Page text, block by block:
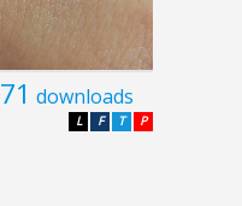
71 downloads
P
T
F
L